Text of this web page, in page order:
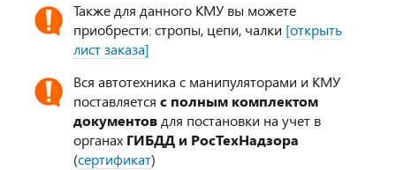
Также для данного КМУ вы можете
приобрести: стропы, цепи, чалки [открыть
лист заказа]
Вся автотехника с манипуляторами и КМУ
поставляется с полным комплектом
документовдля постановки на учет в
органах ГИБДД и РосТехНадзора
(сертификат)